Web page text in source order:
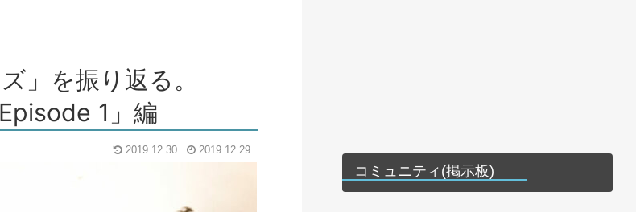
」を振り返る。
1」編
2019.12.30 2019.12.29
コミュニティ(掲示板)